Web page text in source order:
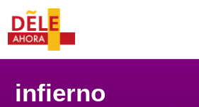
infierno